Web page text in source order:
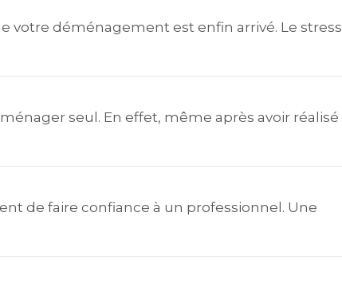
votre déménagement est enfin arrivé. Le stress
seul. En effet, même après avoir réalisé
de faire confiance à un professionnel. Une